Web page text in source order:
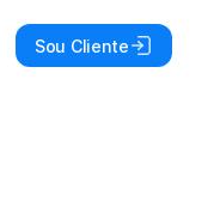
Sou Cliente